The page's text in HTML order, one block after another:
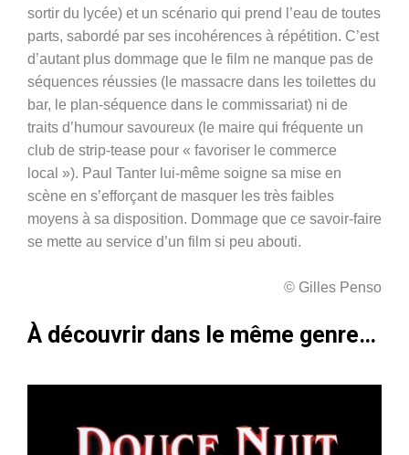
sortir du lycée) et un scénario qui prend l’eau de toutes
parts, sabordé par ses incohérences à répétition. C’est
d’autant plus dommage que le film ne manque pas de
séquences réussies ( le massacre dans les toilettes du
bar, le plan-séquence dans le commissariat) ni de
traits d’humour savoureux (le maire qui fréquente un
club de strip-tease pour « favoriser le commerce
local »). Paul Tanter lui-même soigne sa mise en
scène en s’efforçant de masquer les très faibles
moyens à sa disposition. Dommage que ce savoir-faire
se mette au service d’un film si peu abouti.
© Gilles Penso
À découvrir dans le même genre…